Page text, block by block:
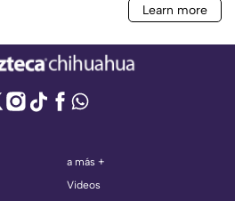
a más +
Videos